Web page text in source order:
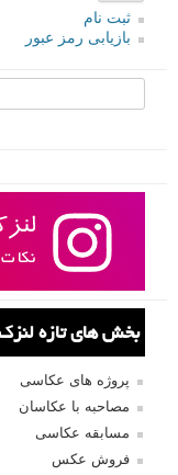
ثبت نام
بازیابی رمز عبور
بخش های تازه
پروژه های عکاسی
مصاحبه با عکاسان
مسابقه عکاسی
فروش عکس